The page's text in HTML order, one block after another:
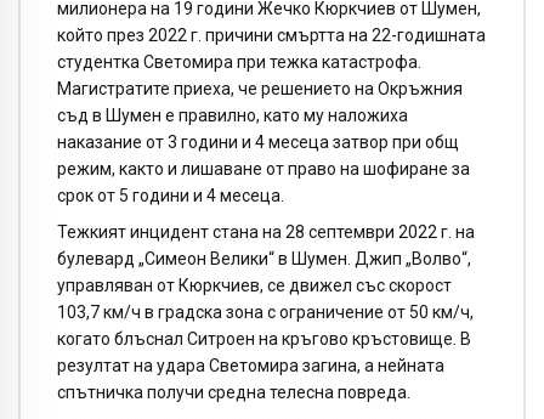
милионера на 19 години Жечко Кюркчиев от Шумен,
който през 2022 г. причини смъртта на 22-годишната
студентка Светомира при тежка катастрофа.
Магистратите приеха, че решението на Окръжния
съд в Шумен е правилно, като му наложиха
наказание от 3 години и 4 месеца затвор при общ
режим, както и лишаване от право на шофиране за
срок от 5 години и 4 месеца.
Тежкият инцидент стана на 28 септември 2022 г. на
булевард „Симеон Велики“ в Шумен. Джип „Волво“,
управляван от Кюркчиев, се движел със скорост
103,7 км/ч в градска зона с ограничение от 50 км/ч,
когато блъснал Ситроен на кръгово кръстовище. В
резултат на удара Светомира загина, а нейната
спътничка получи средна телесна повреда.